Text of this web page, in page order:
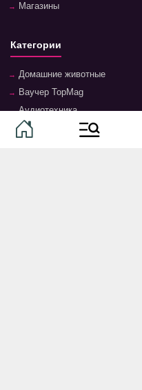
Магазины
Категории
Домашние животные
Ваучер TopMag
Аудиотехника
Наушники